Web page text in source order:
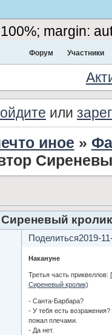
margin:
Форум Участники
или
иное »
Поделиться2019-
Накануне
Третья часть приквеллов:
Сиреневый кролик)
- Санта-Барбара?
- У тебя есть возражения?
пожал плечами.
- Да нет.